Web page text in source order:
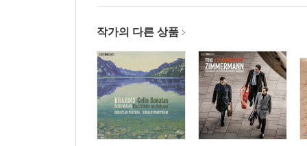
작가의 다른 상품